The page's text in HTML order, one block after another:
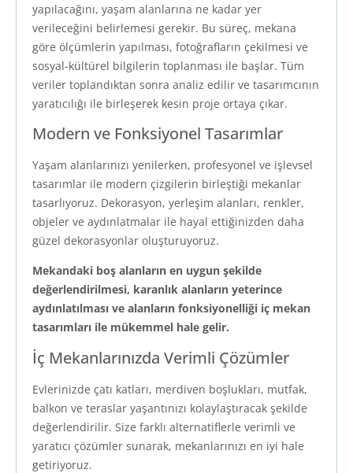
yapılacağını, yaşam alanlarına ne kadar yer
verileceğini belirlemesi gerekir. Bu süreç, mekana
göre ölçümlerin yapılması, fotoğrafların çekilmesi ve
sosyal-kültürel bilgilerin toplanması ile başlar. Tüm
veriler toplandıktan sonra analiz edilir ve tasarımcının
yaratıcılığı ile birleşerek kesin proje ortaya çıkar.
Modern ve Fonksiyonel Tasarımlar
Yaşam alanlarınızı yenilerken, profesyonel ve işlevsel
tasarımlar ile modern çizgilerin birleştiği mekanlar
tasarlıyoruz. Dekorasyon, yerleşim alanları, renkler,
objeler ve aydınlatmalar ile hayal ettiğinizden daha
güzel dekorasyonlar oluşturuyoruz.
Mekandaki boş alanların en uygun şekilde
değerlendirilmesi, karanlık alanların yeterince
aydınlatılması ve alanların fonksiyonelliği iç mekan
tasarımları ile mükemmel hale gelir.
İç Mekanlarınızda Verimli Çözümler
Evlerinizde çatı katları, merdiven boşlukları, mutfak,
balkon ve teraslar yaşantınızı kolaylaştıracak şekilde
değerlendirilir. Size farklı alternatiflerle verimli ve
yaratıcı çözümler sunarak, mekanlarınızı en iyi hale
getiriyoruz.